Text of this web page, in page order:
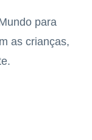
para
as crianças,